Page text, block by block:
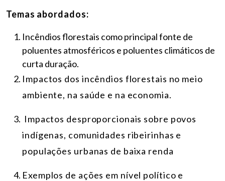
Temas abordados:
Incêndios florestais como principal fonte de
poluentes atmosféricos e poluentes climáticos de
curta duração.
Impactos dos incêndios florestais no meio
ambiente, na saúde e na economia.
Impactos desproporcionais sobre povos
indígenas, comunidades ribeirinhas e
populações urbanas de baixa renda
Exemplos de ações em nível político e